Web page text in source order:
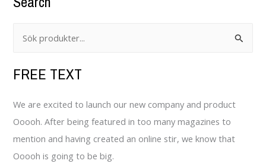
k
f
t
e
r
FREE TEXT
We are excited to launch our new company and product
Ooooh. After being featured in too many magazines to
mention and having created an online stir, we know that
Ooooh is going to be big.